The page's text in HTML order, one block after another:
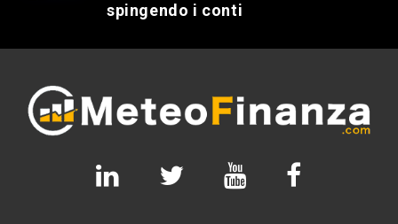
spingendo i conti